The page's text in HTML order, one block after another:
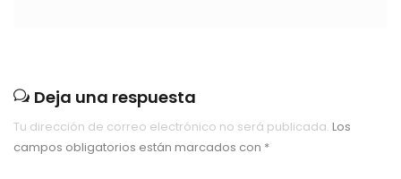
Deja una respuesta
Tu dirección de correo electrónico no será publicada. Los
campos obligatorios están marcados con *